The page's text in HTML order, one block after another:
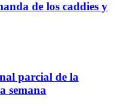
de los caddies y
parcial de la
semana